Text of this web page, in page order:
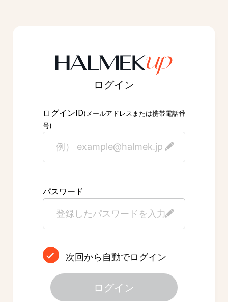
ログイン
ログインID(メールアドレスまたは携帯電話番
号)
パスワード
次回から自動でログイン
ログイン